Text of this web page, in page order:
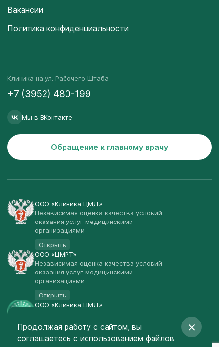
Вакансии
Политика конфиденциальности
Клиника на ул. Рабочего Штаба
+7 (3952) 480-199
Мы в ВКонтакте
Обращение к главному врачу
ООО «Клиника ЦМД»
Независимая оценка качества условий
оказания услуг медицинскими
организациями
Открыть
ООО «ЦМРТ»
Независимая оценка качества условий
оказания услуг медицинскими
организациями
Открыть
ООО «Клиника ЦМД»
Открыть
© Клиника ЦМД 2003-2026
Продолжая работу с сайтом, вы
соглашаетесь с использованием файлов